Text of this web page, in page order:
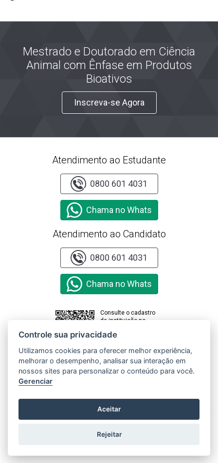
Mestrado e Doutorado em Ciência
Animal com Ênfase em Produtos
Bioativos
Inscreva-se Agora
Atendimento ao Estudante
0800 601 4031
Chama no Whats
Atendimento ao Candidato
0800 601 4031
Chama no Whats
Consulte o cadastro
da instituição no
Clique aqui e
acesse o
Salarial de
Copyright © 2000 - 2026 Universidade Paranaense. Todos os direitos
Controle sua privacidade
Utilizamos cookies para oferecer melhor experiência,
melhorar o desempenho, analisar sua interação em
nossos sites para personalizar o conteúdo para você.
Gerenciar
Aceitar
Rejeitar